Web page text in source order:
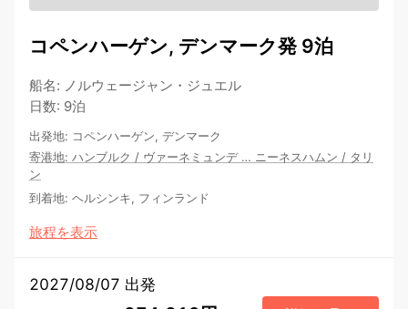
コペンハーゲン, デンマーク発 9泊
船名: ノルウェージャン・ジュエル
日数: 9泊
出発地: コペンハーゲン, デンマーク
寄港地: ハンブルク / ヴァーネミュンデ… ニーネスハムン / タリ
ン
到着地: ヘルシンキ, フィンランド
旅程を表示
2027/08/07 出発